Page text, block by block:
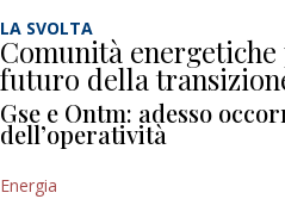
LA SVOLTA
Comunità
futuro della
Gse e Ontm: adesso
dell’operatività
Energia